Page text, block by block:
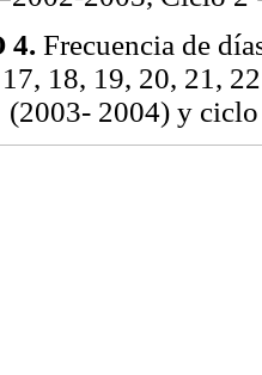
4. Frecuencia de
18, 19, 20, 21,
(2003- 2004) y